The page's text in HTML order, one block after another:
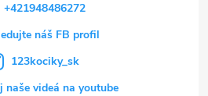
+421948486272
náš FB profil
123kociky_sk
naše videá na youtube